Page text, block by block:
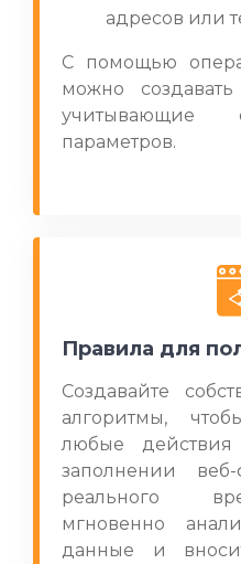
адресов или
С помощью
можно
учитывающие
параметров.
Правила для
Создавайте
алгоритмы,
любые действия
заполнении
реального
мгновенно
данные и